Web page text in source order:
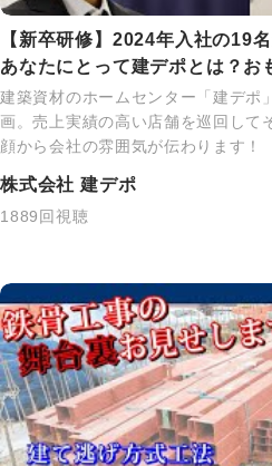
【新卒研修】2024年入社の19
あなたにとって建デポとは？お
建築資材のホームセンター「建デポ
画。売上実績の高い店舗を巡回して
顔から会社の雰囲気が伝わります！
株式会社 建デポ
1889回視聴